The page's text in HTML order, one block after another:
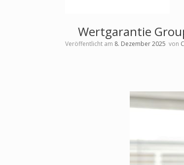
Wertgarantie
Veröffentlicht am 8. Dezember 2025 von